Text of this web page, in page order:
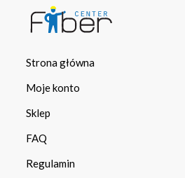
Strona główna
Moje konto
Sklep
FAQ
Regulamin